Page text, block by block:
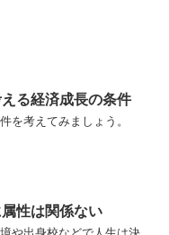
る経済成長の条件
を考えてみましょう。
性は関係ない